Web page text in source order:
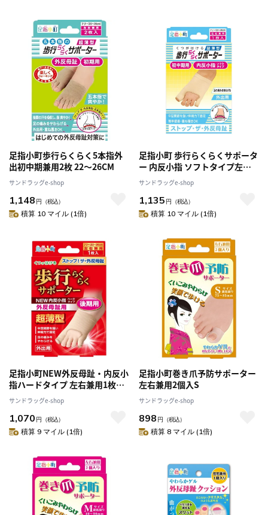
足指小町歩行らくらく5本指外
出初中期兼用2枚 22～26CM
サンドラッグe-shop
1,148 円 （税込）
積算 10 マイル (1倍)
足指小町 歩行らくらくサポータ
ー 内反小指 ソフトタイプ左右
兼用 1枚入
サンドラッグe-shop
1,135 円 （税込）
積算 10 マイル (1倍)
足指小町NEW外反母趾・内反小
指ハードタイプ 左右兼用1枚入
フリーサイズ(足サイズ22～
26cm)
サンドラッグe-shop
1,070 円 （税込）
積算 9 マイル (1倍)
足指小町巻き爪予防サポーター
左右兼用2個入S
サンドラッグe-shop
898 円 （税込）
積算 8 マイル (1倍)